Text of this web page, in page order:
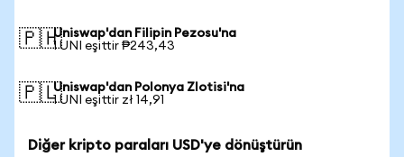
🇵🇭Uniswap'dan Filipin Pezosu'na
1 UNI eşittir ₱243,43
🇵🇱Uniswap'dan Polonya Zlotisi'na
1 UNI eşittir zł 14,91
Diğer kripto paraları USD'ye dönüştürün